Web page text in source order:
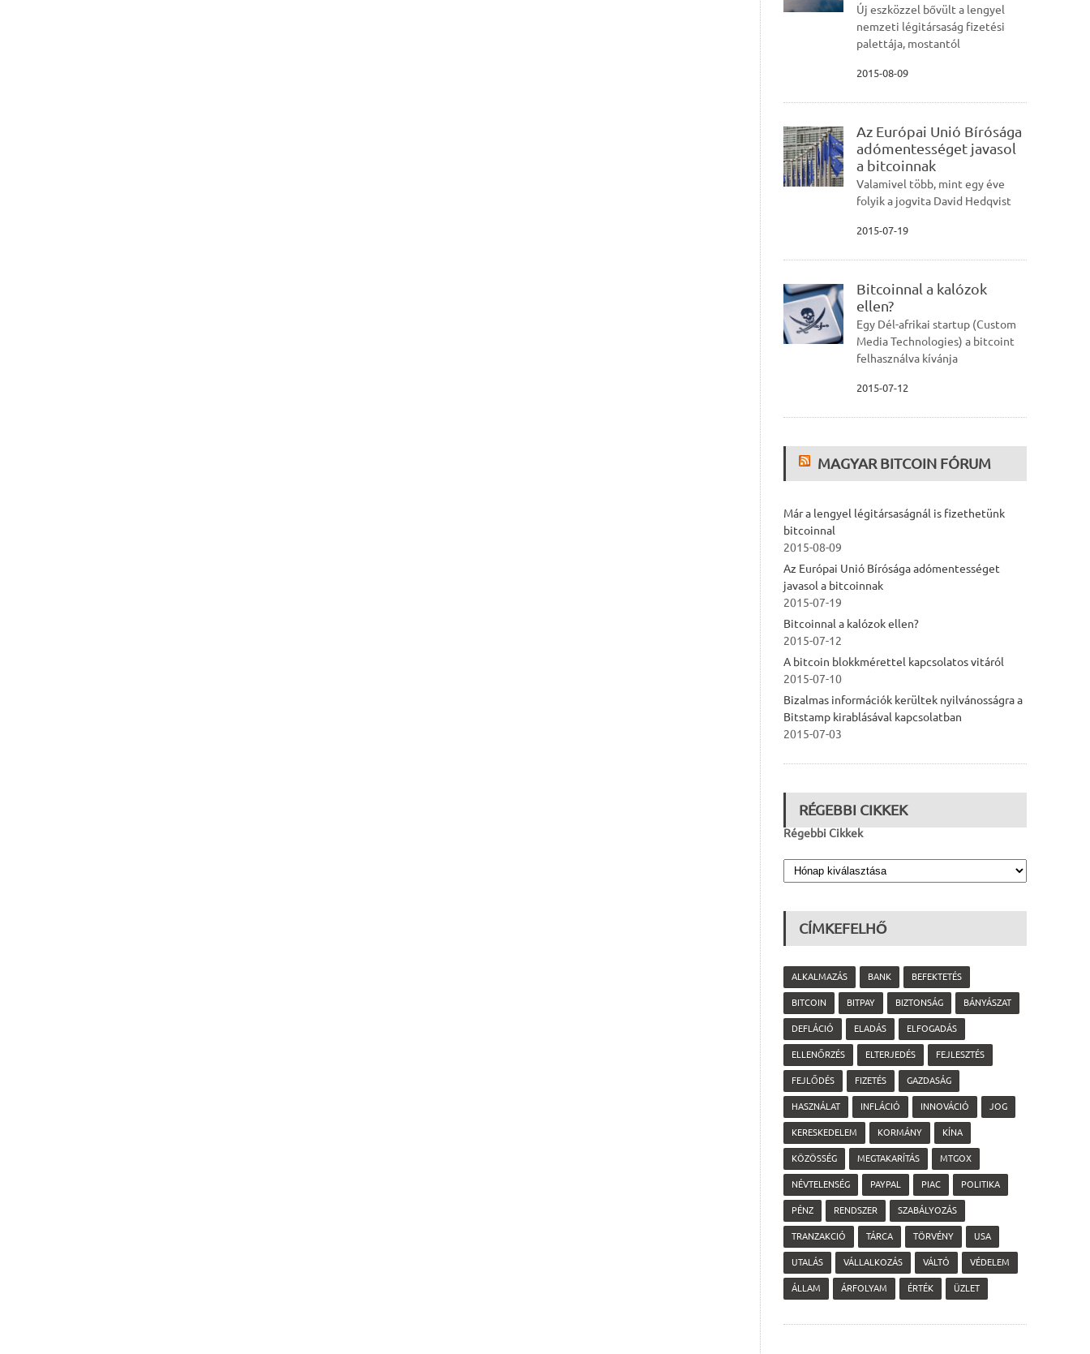
Új eszközzel bővült a lengyel
nemzeti légitársaság fizetési
palettája, mostantól
2015-08-09
Az Európai Unió Bírósága
adómentességet javasol
a bitcoinnak
Valamivel több, mint egy éve
folyik a jogvita David Hedqvist
2015-07-19
Bitcoinnal a kalózok
ellen?
Egy Dél-afrikai startup (Custom
Media Technologies) a bitcoint
felhasználva kívánja
2015-07-12
MAGYAR BITCOIN FÓRUM
Már a lengyel légitársaságnál is fizethetünk
bitcoinnal
2015-08-09
Az Európai Unió Bírósága adómentességet
javasol a bitcoinnak
2015-07-19
Bitcoinnal a kalózok ellen?
2015-07-12
A bitcoin blokkmérettel kapcsolatos vitáról
2015-07-10
Bizalmas információk kerültek nyilvánosságra a
Bitstamp kirablásával kapcsolatban
2015-07-03
RÉGEBBI CIKKEK
Régebbi Cikkek
CÍMKEFELHŐ
ALKALMAZÁS BANK BEFEKTETÉS
BITCOIN BITPAY BIZTONSÁG BÁNYÁSZAT
DEFLÁCIÓ ELADÁS ELFOGADÁS
ELLENŐRZÉS ELTERJEDÉS FEJLESZTÉS
FEJLŐDÉS FIZETÉS GAZDASÁG
HASZNÁLAT INFLÁCIÓ INNOVÁCIÓ JOG
KERESKEDELEM KORMÁNY KÍNA
KÖZÖSSÉG MEGTAKARÍTÁS MTGOX
NÉVTELENSÉG PAYPAL PIAC POLITIKA
PÉNZ RENDSZER SZABÁLYOZÁS
TRANZAKCIÓ TÁRCA TÖRVÉNY USA
UTALÁS VÁLLALKOZÁS VÁLTÓ VÉDELEM
ÁLLAM ÁRFOLYAM ÉRTÉK ÜZLET